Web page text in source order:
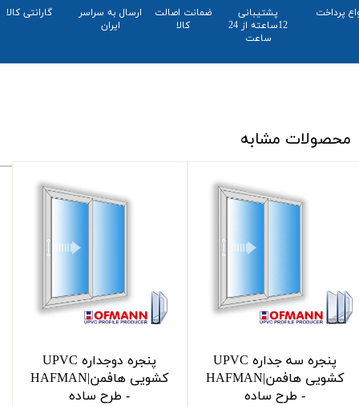
پرداخت
پشتیبانی
12ساعته از 24
ساعت
ضمانت اصالت
کالا
​ارسال به سراسر
ایران
​​گارانتی کالا
محصولات مشابه
پنجره سه جداره UPVC
کشویی هافمن|HAFMAN
- طرح ساده
پنجره دوجداره UPVC
کشویی هافمن|HAFMAN
- طرح ساده